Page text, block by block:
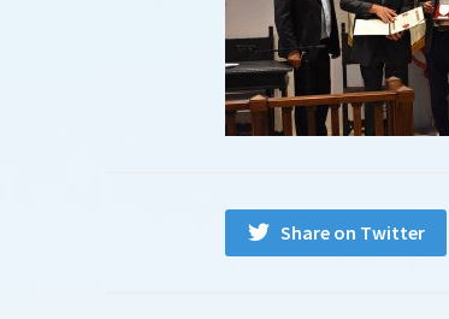
Share on Twitter